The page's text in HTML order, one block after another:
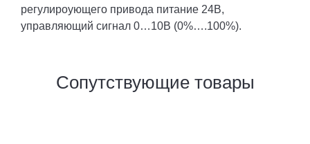
регулироующего привода питание 24В,
управляющий сигнал 0…10В (0%….100%).
Сопутствующие товары